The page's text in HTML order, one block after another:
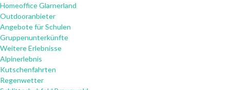
Homeoffice Glarnerland
Outdooranbieter
Angebote für Schulen
Gruppenunterkünfte
Weitere Erlebnisse
Alpinerlebnis
Kutschenfahrten
Regenwetter